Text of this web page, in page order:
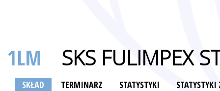
1LM SKS FULIMPEX
SKŁAD TERMINARZ STATYSTYKI